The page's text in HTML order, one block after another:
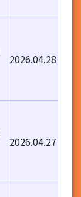
2026.04.28
2026.04.27